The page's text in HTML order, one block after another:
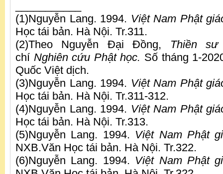
(1)Nguyễn Lang. 1994. Việt Nam Phật
Học tái bản. Hà Nội. Tr.311.
(2)Theo Nguyễn Đại Đồng, Thiền
chí Nghiên cứu Phật học. Số tháng 1-
Quốc Việt dịch.
(3)Nguyễn Lang. 1994. Việt Nam Phật
Học tái bản. Hà Nội. Tr.311-312.
(4)Nguyễn Lang. 1994. Việt Nam Phật
Học tái bản. Hà Nội. Tr.313.
(5)Nguyễn Lang. 1994. Việt Nam Phật
NXB.Văn Học tái bản. Hà Nội. Tr.322.
(6)Nguyễn Lang. 1994. Việt Nam Phật